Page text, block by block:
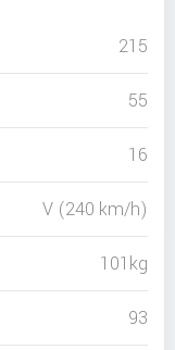
215
55
16
V (240 km/h)
101kg
93